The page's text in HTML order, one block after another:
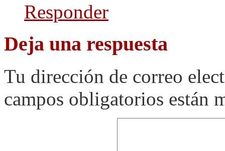
Responder
Deja una respuesta
Tu dirección de correo
campos obligatorios están